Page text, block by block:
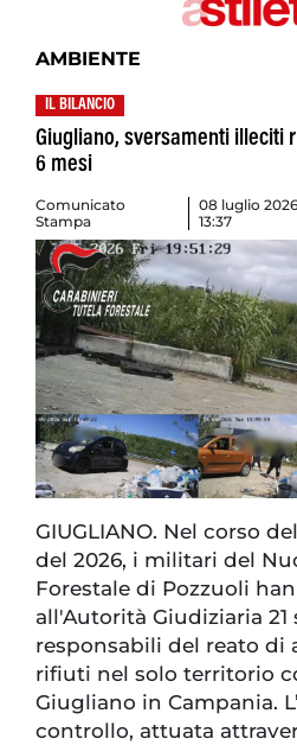
AMBIENTE
IL BILANCIO
Giugliano, sversamenti illeciti
6 mesi
Comunicato
Stampa
08 luglio 2026
13:37
GIUGLIANO. Nel corso
del 2026, i militari del
Forestale di Pozzuoli
all'Autorità Giudiziaria 21
responsabili del reato di
rifiuti nel solo territorio
Giugliano in Campania.
controllo, attuata